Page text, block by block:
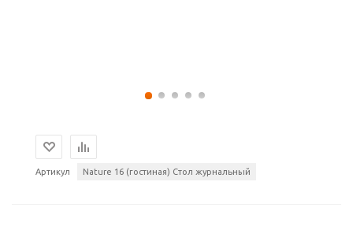
Артикул Nature 16 (гостиная) Стол журнальный